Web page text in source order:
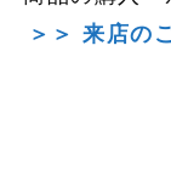
＞＞ 来店の